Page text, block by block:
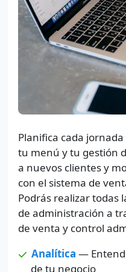
Planifica cada
tu menú y tu gestión
a nuevos clientes y
con el sistema de
Podrás realizar todas
de administración a
de venta y control
Analítica —
de tu negocio